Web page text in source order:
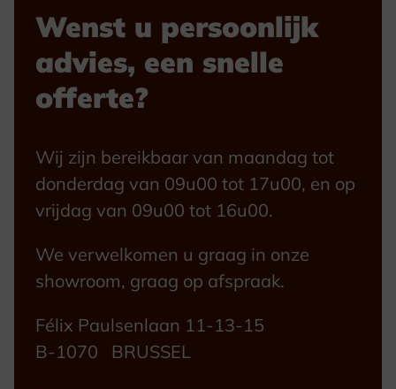
Wenst u persoonlijk
advies, een snelle
offerte?
Wij zijn bereikbaar van maandag tot
donderdag van 09u00 tot 17u00, en op
vrijdag van 09u00 tot 16u00.
We verwelkomen u graag in onze
showroom, graag op afspraak.
Félix Paulsenlaan 11-13-15
B-1070 BRUSSEL